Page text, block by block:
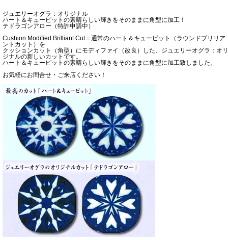
ジュエリーオグラ：オリジナル
ハート＆キューピットの素晴らしい輝きをそのままに角型に加工！
テドラゴンアロー（特許申請中）
Cushion Modified Brilliant Cut＝通常のハート＆キューピット（ラウンドブリリア
ントカット）を
クッションカット（角型）にモディファイ（改良）した、ジュエリーオグラ：オリ
ジナルの新しいカットです。
ハート＆キューピットの素晴らしい輝きをそのままに角型に加工致しました。
お気軽にお問合せ・ご来店ください！